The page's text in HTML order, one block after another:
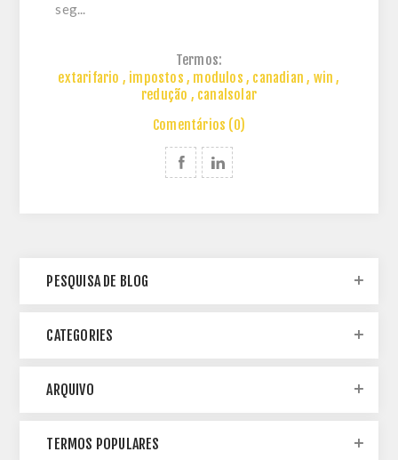
seg...
Termos:
extarifario , impostos , modulos , canadian , win ,
redução , canalsolar
Comentários (0)
PESQUISA DE BLOG
CATEGORIES
ARQUIVO
TERMOS POPULARES